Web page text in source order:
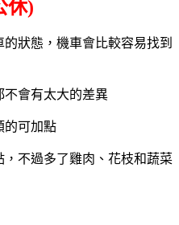
休)
狀態，機車會比較容易找到
不會有太大的差異
的可加點
不過多了雞肉、花枝和蔬菜